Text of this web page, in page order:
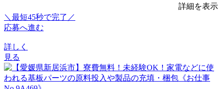
詳細を表示
＼最短45秒で完了／
応募へ進む
詳しく
見る